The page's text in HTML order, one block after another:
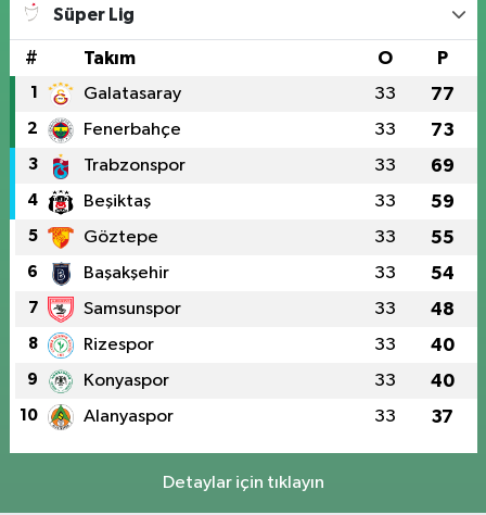
Süper Lig
# Takım O P
1 Galatasaray 33 77
2 Fenerbahçe 33 73
3 Trabzonspor 33 69
4 Beşiktaş 33 59
5 Göztepe 33 55
6 Başakşehir 33 54
7 Samsunspor 33 48
8 Rizespor 33 40
9 Konyaspor 33 40
10 Alanyaspor 33 37
Detaylar için tıklayın